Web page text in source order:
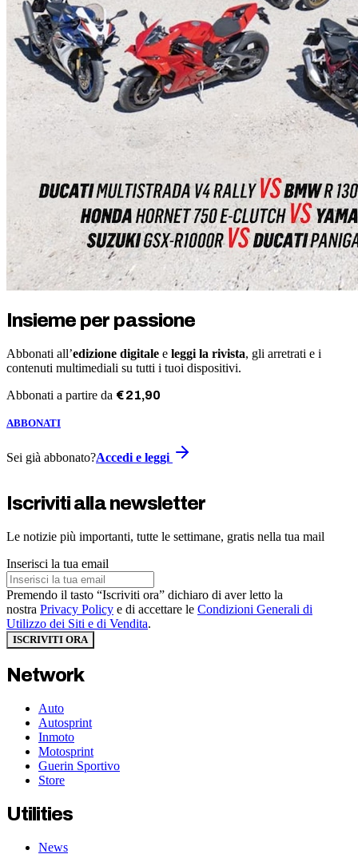
Insieme per passione
Abbonati all’edizione digitale e leggi la rivista, gli arretrati e i
contenuti multimediali su tutti i tuoi dispositivi.
Abbonati a partire da €21,90
ABBONATI
Sei già abbonato?Accedi e leggi
Iscriviti alla newsletter
Le notizie più importanti, tutte le settimane, gratis nella tua mail
Inserisci la tua email
Premendo il tasto “Iscriviti ora” dichiaro di aver letto la
nostra Privacy Policy e di accettare le Condizioni Generali di
Utilizzo dei Siti e di Vendita.
ISCRIVITI ORA
Network
Auto
Autosprint
Inmoto
Motosprint
Guerin Sportivo
Store
Utilities
News